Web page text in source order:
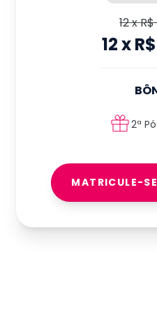
12x
12x
2ª
MATRICULE-